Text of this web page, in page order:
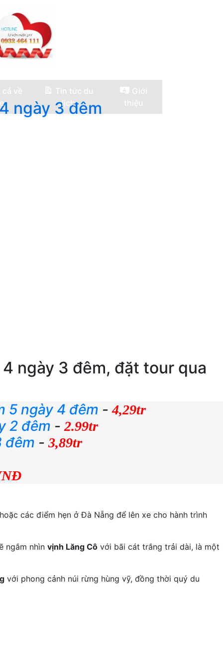
cả về
Tin tức du
lịch
Giới
thiệu
ngày 3 đêm
4 ngày 3 đêm, đặt tour qua
5 ngày 4 đêm -4,29tr
2 đêm - 2.99tr
đêm - 3,89tr
các điểm hẹn ở Đà Nẵng để lên xe cho hành trình
ngắm nhìn vịnh Lăng Cô với bãi cát trắng trải dài, là một
với phong cảnh núi rừng hùng vỹ, đồng thời quý du